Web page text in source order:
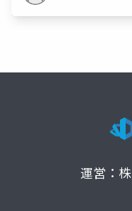
運営：